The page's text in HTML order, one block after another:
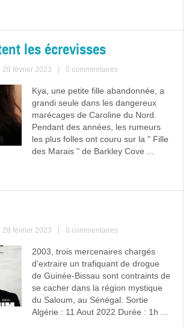
les écrevisses
28 février 2023 0 commentaires
Kya, une petite fille abandonnée, a
grandi seule dans les dangereux
marécages de Caroline du Nord.
Pendant des années, les rumeurs
les plus folles ont couru sur la " Fille
des Marais " de Barkley Cove ...
28 février 2023 0 commentaires
2003, trois mercenaires chargés
d'extraire un trafiquant de drogue
de Guinée-Bissau sont contraints de
se cacher dans la région mystique
du Saloum, au Sénégal. Sortie
Algérie : 11 Aout 2022 Durée : 1h ...